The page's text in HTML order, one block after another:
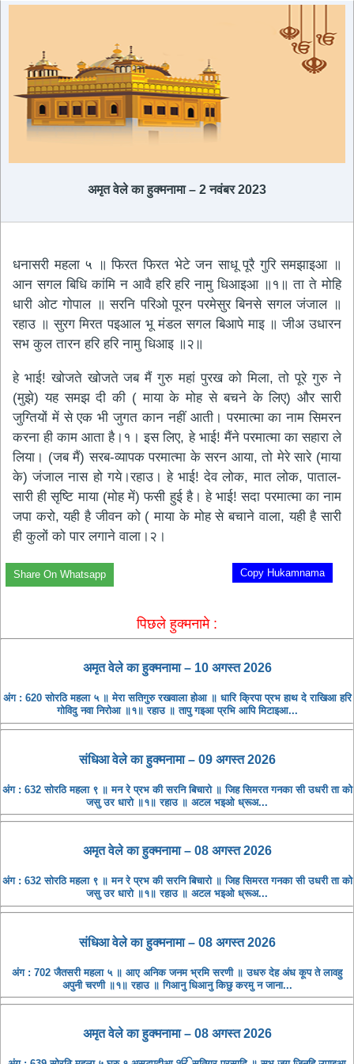
अमृत ​​वेले का हुक्मनामा – 2 नवंबर 2023
धनासरी महला ५ ॥ फिरत फिरत भेटे जन साधू पूरै गुरि समझाइआ ॥
आन सगल बिधि कांमि न आवै हरि हरि नामु धिआइआ ॥१॥ ता ते मोहि
धारी ओट गोपाल ॥ सरनि परिओ पूरन परमेसुर बिनसे सगल जंजाल ॥
रहाउ ॥ सुरग मिरत पइआल भू मंडल सगल बिआपे माइ ॥ जीअ उधारन
सभ कुल तारन हरि हरि नामु धिआइ ॥२॥
हे भाई! खोजते खोजते जब मैं गुरु महां पुरख को मिला, तो पूरे गुरु ने
(मुझे) यह समझ दी की ( माया के मोह से बचने के लिए) और सारी
जुग्तियों में से एक भी जुगत कान नहीं आती। परमात्मा का नाम सिमरन
करना ही काम आता है।१। इस लिए, हे भाई! मैंने परमात्मा का सहारा ले
लिया। (जब मैं) सरब-व्यापक परमात्मा के सरन आया, तो मेरे सारे (माया
के) जंजाल नास हो गये।रहाउ। हे भाई! देव लोक, मात लोक, पाताल-
सारी ही सृष्टि माया (मोह में) फसी हुई है। हे भाई! सदा परमात्मा का नाम
जपा करो, यही है जीवन को ( माया के मोह से बचाने वाला, यही है सारी
ही कुलों को पार लगाने वाला।२।
Copy Hukamnama
Share On Whatsapp
पिछले हुक्मनामे :
अमृत ​​वेले का हुक्मनामा – 10 अगस्त 2026
अंग : 620 सोरठि महला ५ ॥ मेरा सतिगुरु रखवाला होआ ॥ धारि क्रिपा प्रभ हाथ दे राखिआ हरि
गोविदु नवा निरोआ ॥१॥ रहाउ ॥ तापु गइआ प्रभि आपि मिटाइआ...
संधिआ ​​वेले का हुक्मनामा – 09 अगस्त 2026
अंग : 632 सोरठि महला ९ ॥ मन रे प्रभ की सरनि बिचारो ॥ जिह सिमरत गनका सी उधरी ता को
जसु उर धारो ॥१॥ रहाउ ॥ अटल भइओ ध्रूअ...
अमृत ​​वेले का हुक्मनामा – 08 अगस्त 2026
अंग : 632 सोरठि महला ९ ॥ मन रे प्रभ की सरनि बिचारो ॥ जिह सिमरत गनका सी उधरी ता को
जसु उर धारो ॥१॥ रहाउ ॥ अटल भइओ ध्रूअ...
संधिआ ​​वेले का हुक्मनामा – 08 अगस्त 2026
अंग : 702 जैतसरी महला ५ ॥ आए अनिक जनम भ्रमि सरणी ॥ उधरु देह अंध कूप ते लावहु
अपुनी चरणी ॥१॥ रहाउ ॥ गिआनु धिआनु किछु करमु न जाना...
अमृत ​​वेले का हुक्मनामा – 08 अगस्त 2026